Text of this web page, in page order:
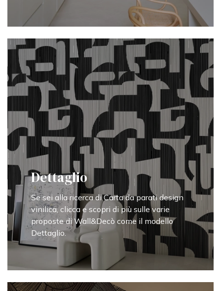
Dettaglio
Se sei alla ricerca di Carta da parati design
vinilica, clicca e scopri di più sulle varie
proposte di Wall&Decò come il modello
Dettaglio.